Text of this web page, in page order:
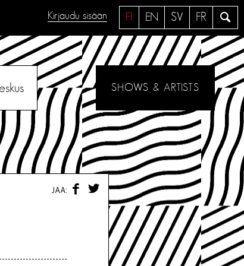
a
e
FI EN SV FR
Kirjaudu sisään
SHOWS & ARTISTS
JAA:
F
W